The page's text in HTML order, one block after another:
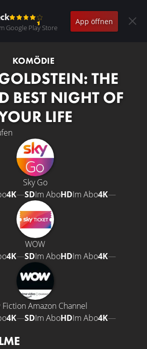
Google Play Store
App öffnen
KOMÖDIE
THE
BEST NIGHT OF
LIFE
Sky Go
4K—SDIm AboHDIm Abo4K—
WOW
4K—SDIm AboHDIm Abo4K—
Fiction Amazon Channel
4K—SDIm AboHDIm Abo4K—